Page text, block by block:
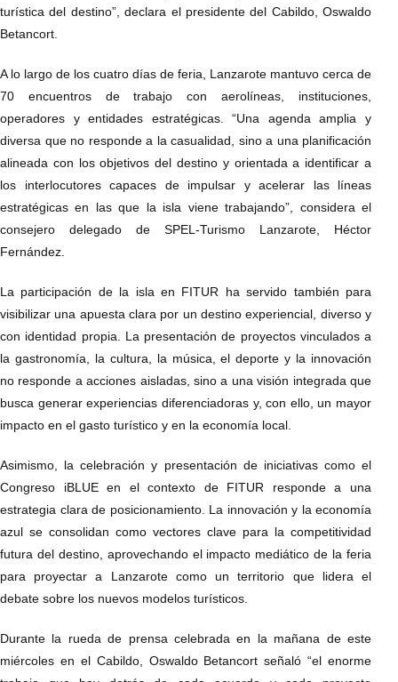
turística del destino”, declara el presidente del Cabildo, Oswaldo
Betancort.
A lo largo de los cuatro días de feria, Lanzarote mantuvo cerca de
70 encuentros de trabajo con aerolíneas, instituciones,
operadores y entidades estratégicas. “Una agenda amplia y
diversa que no responde a la casualidad, sino a una planificación
alineada con los objetivos del destino y orientada a identificar a
los interlocutores capaces de impulsar y acelerar las líneas
estratégicas en las que la isla viene trabajando”, considera el
consejero delegado de SPEL-Turismo Lanzarote, Héctor
Fernández.
La participación de la isla en FITUR ha servido también para
visibilizar una apuesta clara por un destino experiencial, diverso y
con identidad propia. La presentación de proyectos vinculados a
la gastronomía, la cultura, la música, el deporte y la innovación
no responde a acciones aisladas, sino a una visión integrada que
busca generar experiencias diferenciadoras y, con ello, un mayor
impacto en el gasto turístico y en la economía local.
Asimismo, la celebración y presentación de iniciativas como el
Congreso iBLUE en el contexto de FITUR responde a una
estrategia clara de posicionamiento. La innovación y la economía
azul se consolidan como vectores clave para la competitividad
futura del destino, aprovechando el impacto mediático de la feria
para proyectar a Lanzarote como un territorio que lidera el
debate sobre los nuevos modelos turísticos.
Durante la rueda de prensa celebrada en la mañana de este
miércoles en el Cabildo, Oswaldo Betancort señaló “el enorme